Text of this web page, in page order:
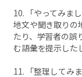
10. 「やってみま
地文や聞き取りの
たり、学習者の誤
む語彙を提示した
11. 「整理してみ